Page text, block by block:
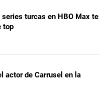
turcas en HBO Max te
top
actor de Carrusel en la